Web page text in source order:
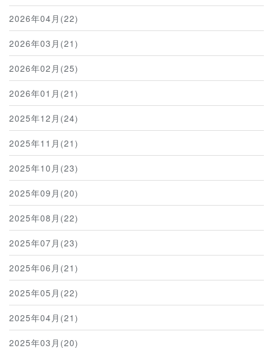
2026年04月(22)
2026年03月(21)
2026年02月(25)
2026年01月(21)
2025年12月(24)
2025年11月(21)
2025年10月(23)
2025年09月(20)
2025年08月(22)
2025年07月(23)
2025年06月(21)
2025年05月(22)
2025年04月(21)
2025年03月(20)